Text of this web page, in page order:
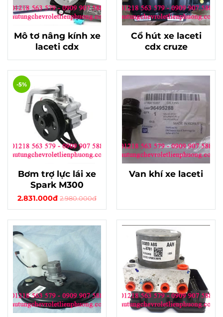
Mô tơ nâng kính xe
laceti cdx
Cổ hút xe laceti
cdx cruze
Bơm trợ lực lái xe
Spark M300
2.831.000đ 2.980.000đ
-5%
Van khí xe laceti